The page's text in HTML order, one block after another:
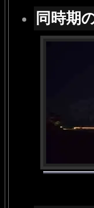
同時期